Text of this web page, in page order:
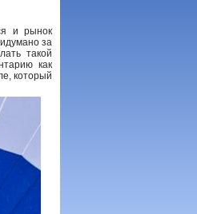
и рынок
за
такой
как
который